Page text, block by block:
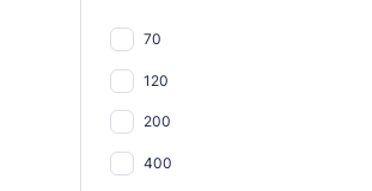
Для угля
Для арболита
70
120
200
400